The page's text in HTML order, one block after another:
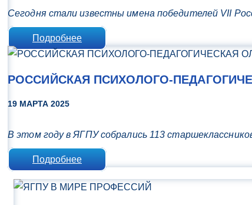
Сегодня стали известны имена победителей VII
Подробнее
РОССИЙСКАЯ ПСИХОЛОГО-
19 МАРТА 2025
В этом году в ЯГПУ собрались 113
Подробнее